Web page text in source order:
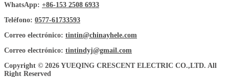
WhatsApp: +86-153 2508 6933
Teléfono: 0577-61733593
Correo electrónico: tintin@chinayhele.com
Correo electrónico: tintindyj@gmail.com
Copyright © 2026 YUEQING CRESCENT ELECTRIC CO.,LTD. All
Right Reserved